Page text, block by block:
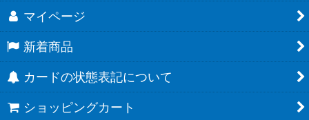
マイページ
新着商品
カードの状態表記について
ショッピングカート